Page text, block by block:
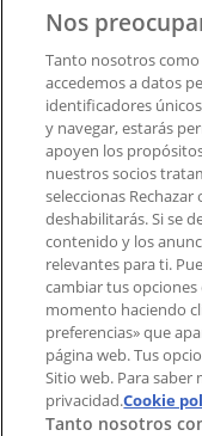
Contacto
Tienda mal
Notificar un
¿Encontraste
aplicación?
Índices
Marcas
Marcas locales
Negocios
Negocios
Nos
Tanto nosotros
accedemos a datos
identificadores
y navegar, estarás
apoyen los
nuestros socios
seleccionas
deshabilitarás. Si se
contenido y los
relevantes para ti.
cambiar tus
momento haciendo
preferencias» que
página web. Tus
Sitio web. Para
privacidad.Cookie
Tanto nosotros